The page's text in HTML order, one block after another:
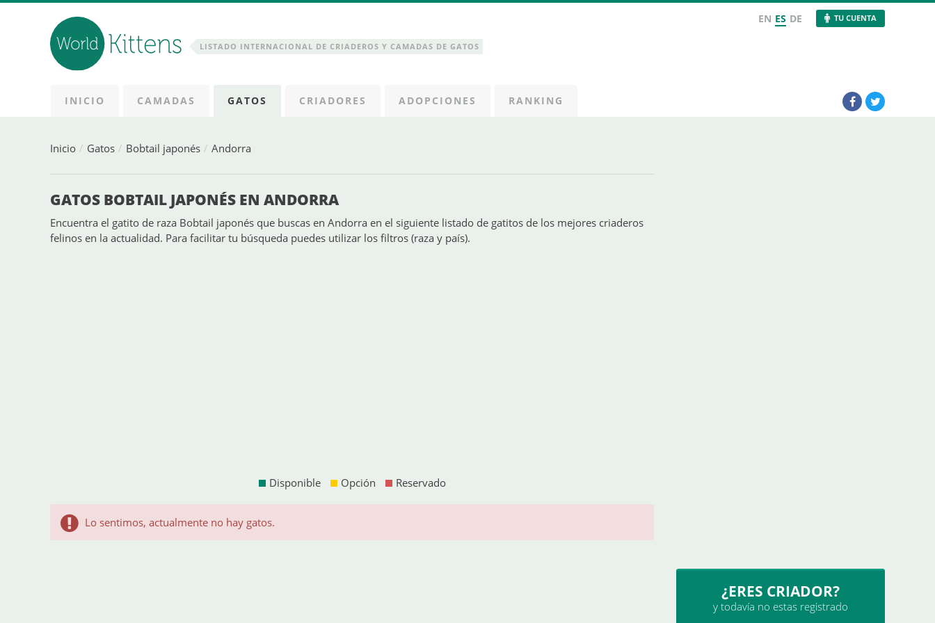
LISTADO INTERNACIONAL DE CRIADEROS Y CAMADAS DE GATOS
EN ES DE TU CUENTA
INICIO CAMADAS GATOS CRIADORES ADOPCIONES RANKING
Inicio Gatos Bobtail japonés Andorra
GATOS BOBTAIL JAPONÉS EN ANDORRA
Encuentra el gatito de raza Bobtail japonés que buscas en Andorra en el siguiente listado de gatitos de los mejores criaderos
felinos en la actualidad. Para facilitar tu búsqueda puedes utilizar los filtros (raza y país).
Disponible Opción Reservado
Lo sentimos, actualmente no hay gatos.
¿ERES CRIADOR?
y todavía no estas registrado